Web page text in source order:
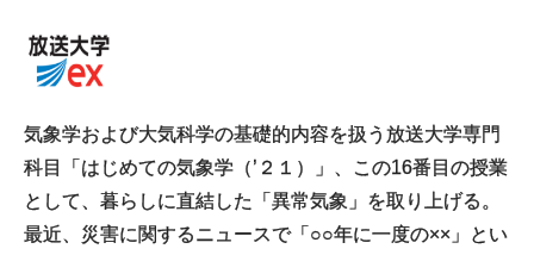
気象学および大気科学の基礎的内容を扱う放送大学専門
科目「はじめての気象学（’２１）」、この16番目の授業
として、暮らしに直結した「異常気象」を取り上げる。
最近、災害に関するニュースで「○○年に一度の××」とい